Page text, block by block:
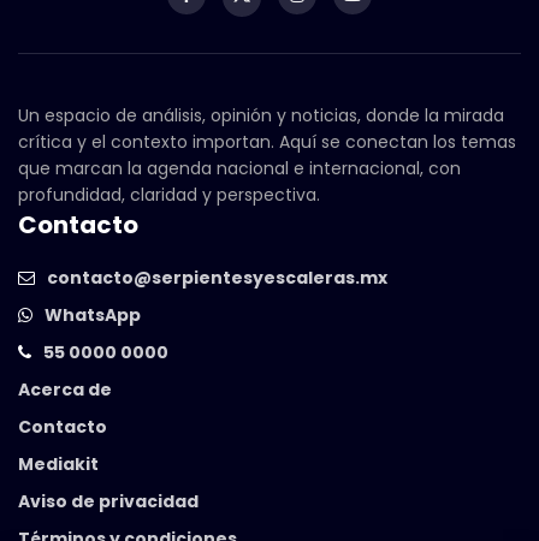
Un espacio de análisis, opinión y noticias, donde la mirada
crítica y el contexto importan. Aquí se conectan los temas
que marcan la agenda nacional e internacional, con
profundidad, claridad y perspectiva.
Contacto
contacto@serpientesyescaleras.mx
WhatsApp
55 0000 0000
Acerca de
Contacto
Mediakit
Aviso de privacidad